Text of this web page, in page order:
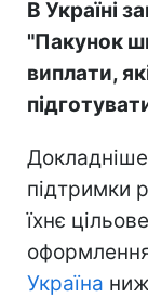
В Україні
"Пакунок
виплати,
підтримки
їхнє
Україна